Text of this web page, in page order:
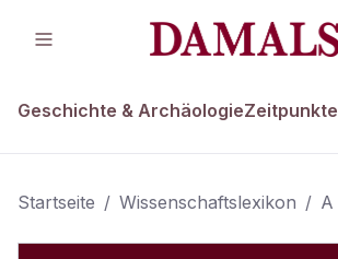
Geschichte & ArchäologieZeitpunkte
Startseite / Wissenschaftslexikon / A